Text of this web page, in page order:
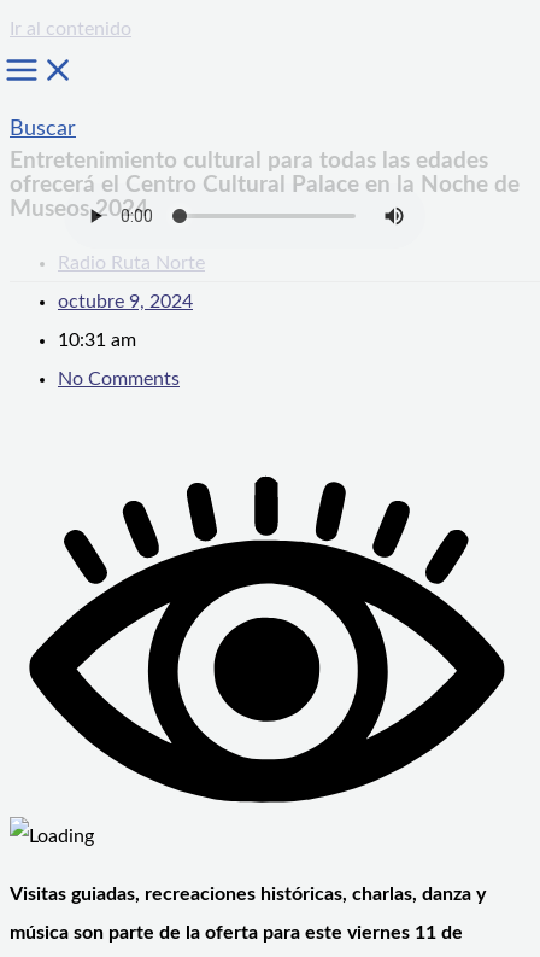
Ir al contenido
Buscar
Entretenimiento cultural para todas las edades
ofrecerá el Centro Cultural Palace en la Noche de
Museos 2024
Radio Ruta Norte
octubre 9, 2024
10:31 am
No Comments
Visitas guiadas, recreaciones históricas, charlas, danza y
música son parte de la oferta para este viernes 11 de